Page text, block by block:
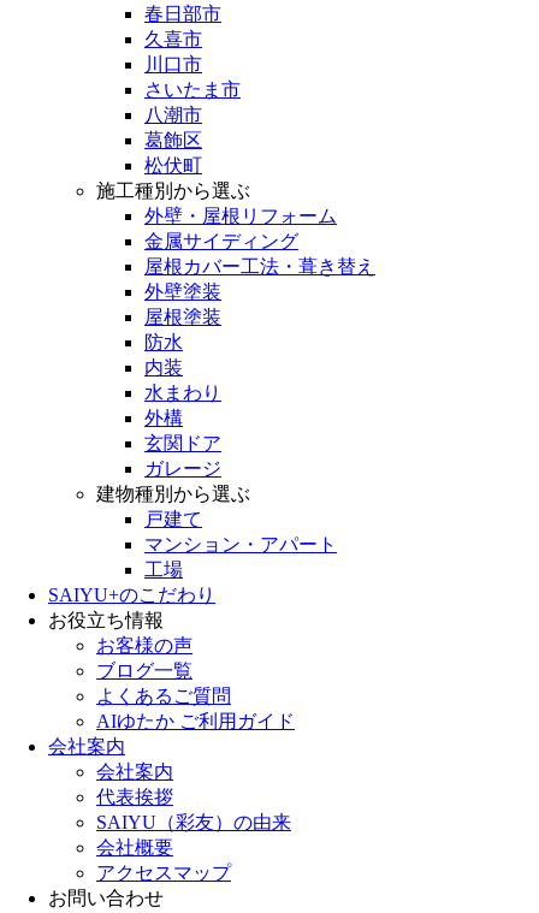
春日部市
久喜市
川口市
さいたま市
八潮市
葛飾区
松伏町
施工種別から選ぶ
外壁・屋根リフォーム
金属サイディング
屋根カバー工法・葺き替え
外壁塗装
屋根塗装
防水
内装
水まわり
外構
玄関ドア
ガレージ
建物種別から選ぶ
戸建て
マンション・アパート
工場
SAIYU+のこだわり
お役立ち情報
お客様の声
ブログ一覧
よくあるご質問
AIゆたか ご利用ガイド
会社案内
会社案内
代表挨拶
SAIYU（彩友）の由来
会社概要
アクセスマップ
お問い合わせ